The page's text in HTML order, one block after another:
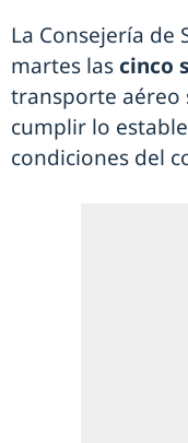
La Consejería de
martes las cinco
transporte aéreo
cumplir lo
condiciones del